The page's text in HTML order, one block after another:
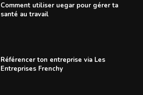
Comment utiliser uegar pour gérer ta
santé au travail
Référencer ton entreprise via Les
Entreprises Frenchy